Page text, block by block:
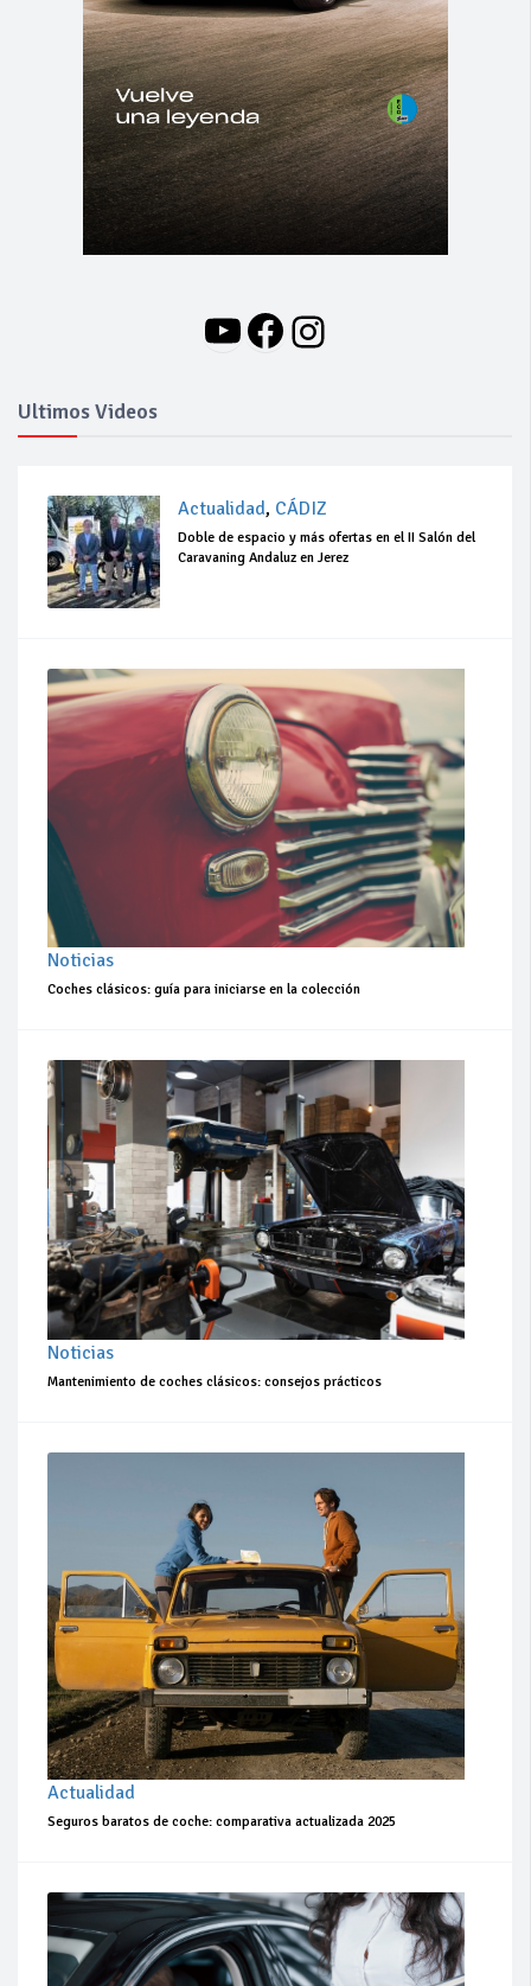
YouTube
Facebook
Instagram
Ultimos Videos
Actualidad, CÁDIZ
Doble de espacio y más ofertas en el II Salón del
Caravaning Andaluz en Jerez
Noticias
Coches clásicos: guía para iniciarse en la colección
Noticias
Mantenimiento de coches clásicos: consejos prácticos
Actualidad
Seguros baratos de coche: comparativa actualizada 2025